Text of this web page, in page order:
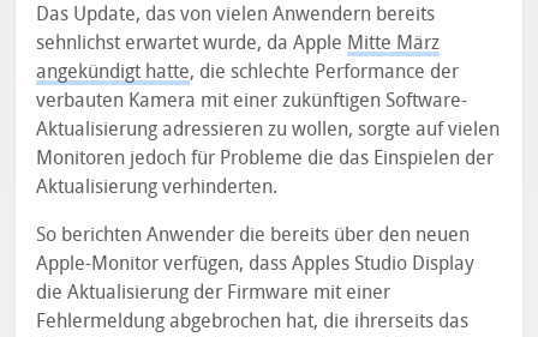
Das Update, das von vielen Anwendern bereits
sehnlichst erwartet wurde, da Apple Mitte März
angekündigt hatte, die schlechte Performance der
verbauten Kamera mit einer zukünftigen Software-
Aktualisierung adressieren zu wollen, sorgte auf vielen
Monitoren jedoch für Probleme die das Einspielen der
Aktualisierung verhinderten.
So berichten Anwender die bereits über den neuen
Apple-Monitor verfügen, dass Apples Studio Display
die Aktualisierung der Firmware mit einer
Fehlermeldung abgebrochen hat, die ihrerseits das